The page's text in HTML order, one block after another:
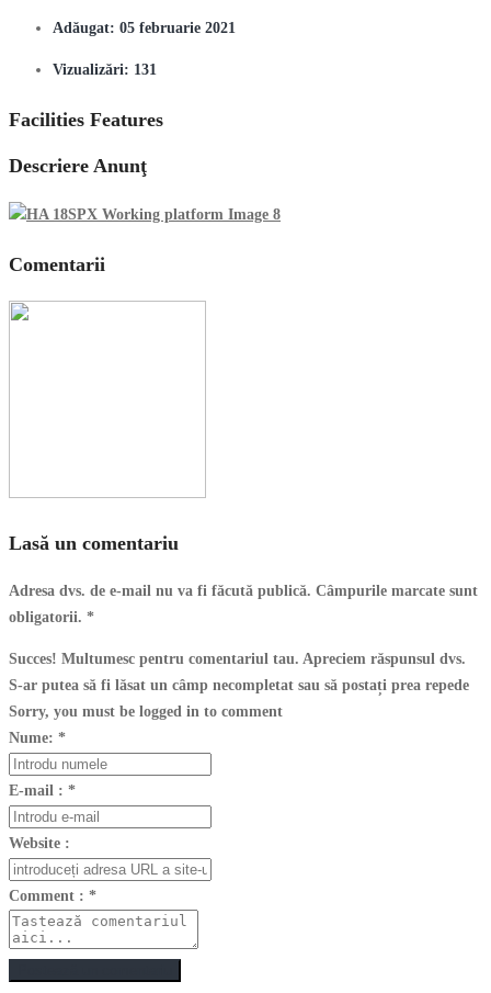
Adăugat: 05 februarie 2021
Vizualizări: 131
Facilities Features
Descriere Anunţ
Comentarii
Lasă un comentariu
Adresa dvs. de e-mail nu va fi făcută publică. Câmpurile marcate sunt
obligatorii. *
Succes! Multumesc pentru comentariul tau. Apreciem răspunsul dvs.
S-ar putea să fi lăsat un câmp necompletat sau să postați prea repede
Sorry, you must be logged in to comment
Nume: *
E-mail : *
Website :
Comment : *